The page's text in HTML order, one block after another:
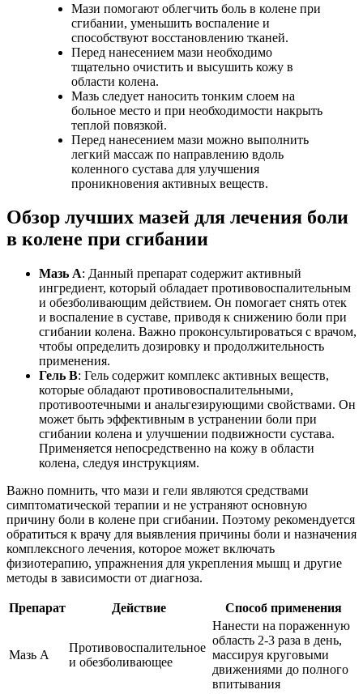
Мази помогают облегчить боль в колене при
сгибании, уменьшить воспаление и
способствуют восстановлению тканей.
Перед нанесением мази необходимо
тщательно очистить и высушить кожу в
области колена.
Мазь следует наносить тонким слоем на
больное место и при необходимости накрыть
теплой повязкой.
Перед нанесением мази можно выполнить
легкий массаж по направлению вдоль
коленного сустава для улучшения
проникновения активных веществ.
Обзор лучших мазей для лечения боли
в колене при сгибании
Мазь A: Данный препарат содержит активный
ингредиент, который обладает противовоспалительным
и обезболивающим действием. Он помогает снять отек
и воспаление в суставе, приводя к снижению боли при
сгибании колена. Важно проконсультироваться с врачом,
чтобы определить дозировку и продолжительность
применения.
Гель B: Гель содержит комплекс активных веществ,
которые обладают противовоспалительными,
противоотечными и анальгезирующими свойствами. Он
может быть эффективным в устранении боли при
сгибании колена и улучшении подвижности сустава.
Применяется непосредственно на кожу в области
колена, следуя инструкциям.
Важно помнить, что мази и гели являются средствами
симптоматической терапии и не устраняют основную
причину боли в колене при сгибании. Поэтому рекомендуется
обратиться к врачу для выявления причины боли и назначения
комплексного лечения, которое может включать
физиотерапию, упражнения для укрепления мышц и другие
методы в зависимости от диагноза.
Препарат Действие Способ применения
Мазь A
Противовоспалительное
и обезболивающее
Нанести на пораженную
область 2-3 раза в день,
массируя круговыми
движениями до полного
впитывания